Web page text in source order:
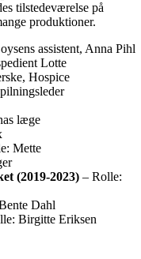
tilstedeværelse på
produktioner.
assistent, Anna Pihl
Lotte
Hospice
læge
Mette
(2019-2023) – Rolle:
Dahl
Birgitte Eriksen